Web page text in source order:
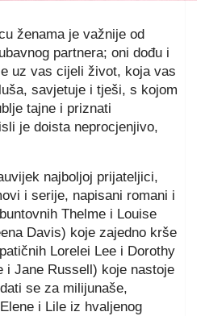
ženama je važnije od
partnera; oni dođu i
uz vas cijeli život, koja vas
savjetuje i tješi, s kojom
tajne i priznati
je doista neprocjenjivo,
najboljoj prijateljici,
i serije, napisani romani i
Thelme i Louise
Davis) koje zajedno krše
Lorelei Lee i Dorothy
i Jane Russell) koje nastoje
se za milijunaše,
i Lile iz hvaljenog